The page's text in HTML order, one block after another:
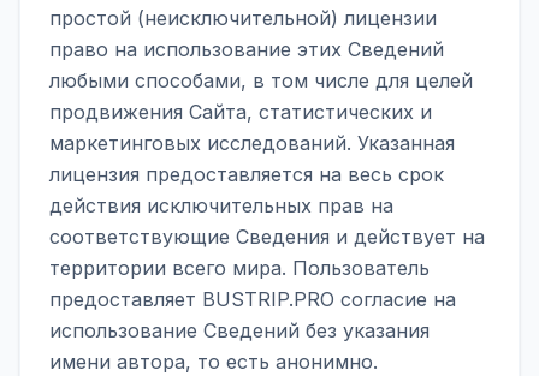
простой (неисключительной) лицензии
право на использование этих Сведений
любыми способами, в том числе для целей
продвижения Сайта, статистических и
маркетинговых исследований. Указанная
лицензия предоставляется на весь срок
действия исключительных прав на
соответствующие Сведения и действует на
территории всего мира. Пользователь
предоставляет BUSTRIP.PRO согласие на
использование Сведений без указания
имени автора, то есть анонимно.